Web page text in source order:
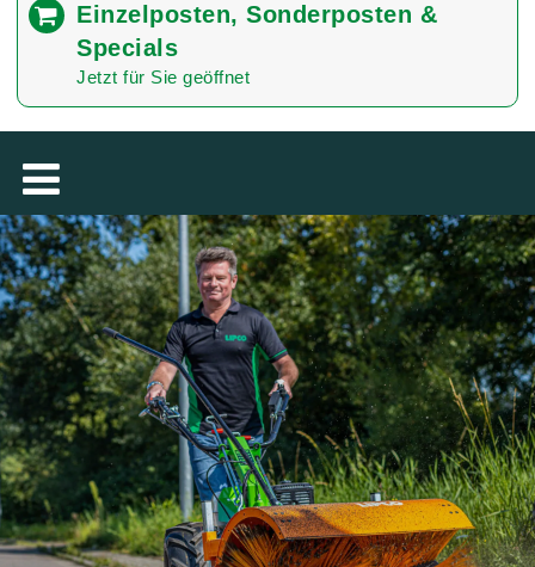
РУССКИЙ
SUOMALAINEN
SLOVENSKÁ
DANSK
ΕΛΛΗΝΙΚΉ
БЪЛГАРСКИ
SVENSKA
SLOVENSKI
EESTI
LIETUVIŲ
LATVIEŠU
Einzelposten, Sonderposten &
Specials
Jetzt für Sie geöffnet